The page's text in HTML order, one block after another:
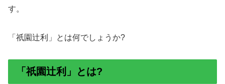
す。
「祇園辻利」とは何でしょうか?
「祇園辻利」とは?